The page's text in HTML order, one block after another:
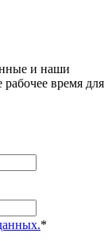
и наши
время для
*